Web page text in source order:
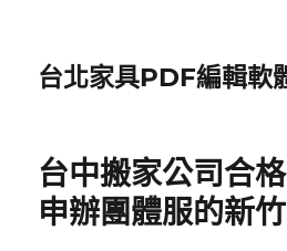
台北家具PDF編輯軟
台中搬家公司合
申辦團體服的新